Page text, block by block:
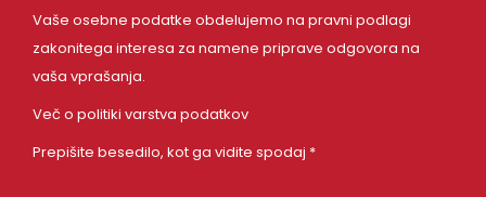
Vaše osebne podatke obdelujemo na pravni podlagi
zakonitega interesa za namene priprave odgovora na
vaša vprašanja.
Več o politiki varstva podatkov
Prepišite besedilo, kot ga vidite spodaj *